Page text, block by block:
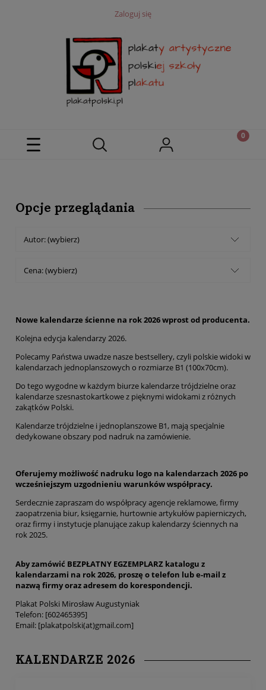
Zaloguj się
Opcje przeglądania
Autor: (wybierz)
Cena: (wybierz)
Nowe kalendarze ścienne na rok 2026 wprost od producenta.
Kolejna edycja kalendarzy 2026.
Polecamy Państwa uwadze nasze bestsellery, czyli polskie widoki w
kalendarzach jednoplanszowych o rozmiarze B1 (100x70cm).
Do tego wygodne w każdym biurze kalendarze trójdzielne oraz
kalendarze szesnastokartkowe z pięknymi widokami z różnych
zakątków Polski.
Kalendarze trójdzielne i jednoplanszowe B1, mają specjalnie
dedykowane obszary pod nadruk na zamówienie.
Oferujemy możliwość nadruku logo na kalendarzach 2026 po
wcześniejszym uzgodnieniu warunków współpracy.
Serdecznie zapraszam do współpracy agencje reklamowe, firmy
zaopatrzenia biur, księgarnie, hurtownie artykułów papierniczych,
oraz firmy i instytucje planujące zakup kalendarzy ściennych na
rok 2025.
Aby zamówić BEZPŁATNY EGZEMPLARZ katalogu z
kalendarzami na rok 2026, proszę o telefon lub e-mail z
nazwą firmy oraz adresem do korespondencji.
Plakat Polski Mirosław Augustyniak
Telefon: [602465395]
Email: [plakatpolski(at)gmail.com]
KALENDARZE 2026